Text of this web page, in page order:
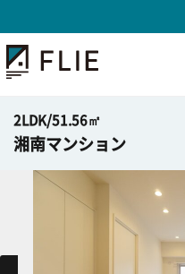
2LDK/51.56㎡
湘南マンション